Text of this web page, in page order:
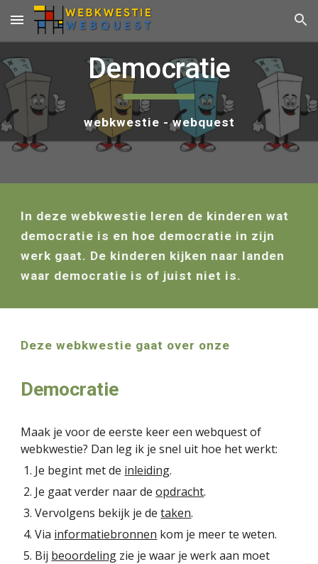
Skip to main content Skip to navigation
Democratie
webkwestie - webquest
In deze webkwestie leren de kinderen wat
democratie is en hoe democratie in zijn
werk gaat. De kinderen kijken naar landen
waar democratie is of juist niet is.
Deze webkwestie gaat over onze
Democratie
Maak je voor de eerste keer een webquest of
webkwestie? Dan leg ik je snel uit hoe het werkt:
Je begint met de inleiding.
Je gaat verder naar de opdracht.
Vervolgens bekijk je de taken.
Via informatiebronnen kom je meer te weten.
Bij beoordeling zie je waar je werk aan moet